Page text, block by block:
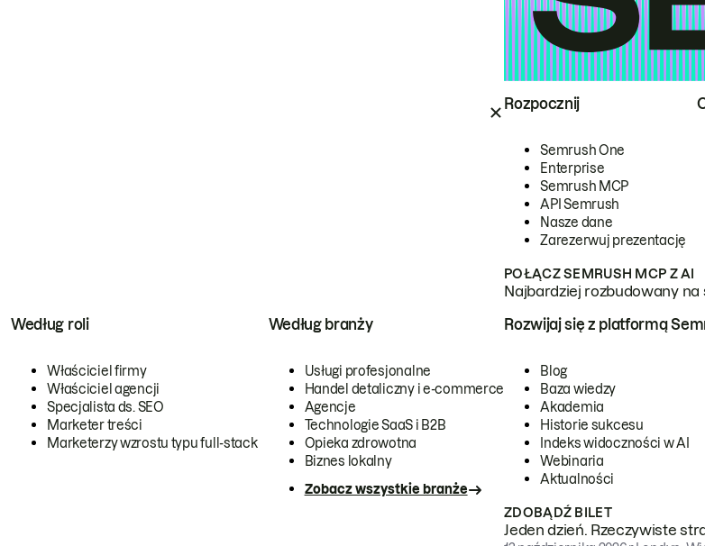
Rozpocznij
Semrush One
Enterprise
Semrush MCP
API Semrush
Nasze dane
Zarezerwuj prezentację
POŁĄCZ SEMRUSH MCP Z AI
Najbardziej rozbudowany
Według roli
Właściciel firmy
Właściciel agencji
Specjalista ds. SEO
Marketer treści
Marketerzy wzrostu typu full-stack
Według branży
Usługi profesjonalne
Handel detaliczny i e-commerce
Agencje
Technologie SaaS i B2B
Opieka zdrowotna
Biznes lokalny
Zobacz wszystkie branże
Rozwijaj się z platformą
Blog
Baza wiedzy
Akademia
Historie sukcesu
Indeks widoczności w AI
Webinaria
Aktualności
ZDOBĄDŹ BILET
Jeden dzień. Rzeczywiste